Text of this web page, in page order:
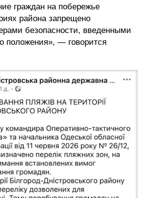
граждан на побережье
района запрещено
безопасности, введенными
положения», — говорится